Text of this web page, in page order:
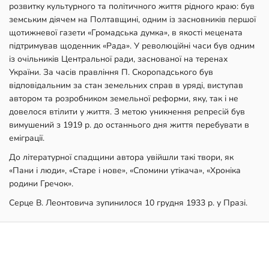
розвитку культурного та політичного життя рідного краю: був
земським діячем на Полтавщині, одним із засновників першої
щотижневої газети «Громадська думка», в якості мецената
підтримував щоденник «Рада». У революційні часи був одним
із очільників Центральної ради, заснованої на теренах
України. За часів правління П. Скоропадського був
відповідальним за стан земельних справ в уряді, виступав
автором та розробником земельної реформи, яку, так і не
довелося втілити у життя. З метою уникнення репресій був
вимушений з 1919 р. до останнього дня життя перебувати в
еміграції.
До літературної спадщини автора увійшли такі твори, як
«Пани і люди», «Старе і нове», «Спомини утікача», «Хроніка
родини Гречок».
Серце В. Леонтовича зупинилося 10 грудня 1933 р. у Празі.